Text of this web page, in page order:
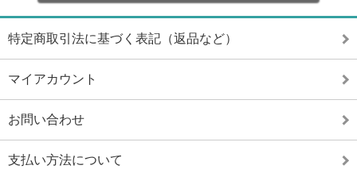
特定商取引法に基づく表記（返品など）
マイアカウント
お問い合わせ
支払い方法について